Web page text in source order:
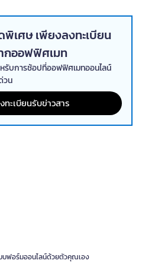
สำหรับงานตัดเอกสารที่
ำหรับตัดกระดาษ A4 เอกสารนำเสนอ
นพิมพ์ที่ต้องการขอบตรงสม่ำเสมอ มีทั้ง
Easy-Cut Guillotine Trimmer ที่
องเรียน สตูดิโอ และร้านถ่ายเอกสาร
ำหรับงานสร้างสรรค์และ
ตรียมสื่อประชาสัมพันธ์ งาน DIY งาน
อบการประชุมทำได้รวดเร็วขึ้น เหมาะ
งานมากกว่าการตัดด้วยมือเปล่า
ที่ทำให้งานตัดดูเป็นมือ
นักงานและห้องเรียน
ก่อตั้งโดย Henry Westcott ในปี
ไกร เครื่องมือวัด และอุปกรณ์ตัด
เศษ เพียงลงทะเบียน
กออฟฟิศเมท
บการช้อปที่ออฟฟิศเมทออนไลน์
วน
ทะเบียนรับข่าวสาร
บฟอร์มออนไลน์ด้วยตัวคุณเอง